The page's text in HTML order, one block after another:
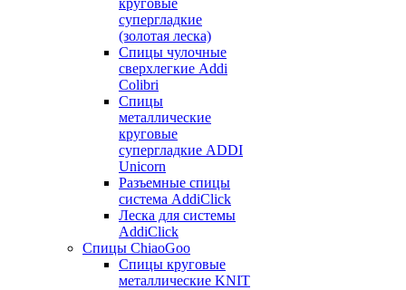
круговые
супергладкие
(золотая леска)
Спицы чулочные
сверхлегкие Addi
Colibri
Спицы
металлические
круговые
супергладкие ADDI
Unicorn
Разъемные спицы
система AddiClick
Леска для системы
AddiClick
Спицы ChiaoGoo
Спицы круговые
металлические KNIT